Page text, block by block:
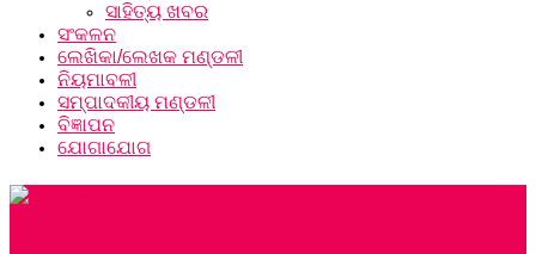
ସାହିତ୍ୟ ଖବର
ସଂକଳନ
ଲେଖିକା/ଲେଖକ ମଣ୍ଡଳୀ
ନିୟମାବଳୀ
ସମ୍ପାଦକୀୟ ମଣ୍ଡଳୀ
ବିଜ୍ଞାପନ
ଯୋଗାଯୋଗ